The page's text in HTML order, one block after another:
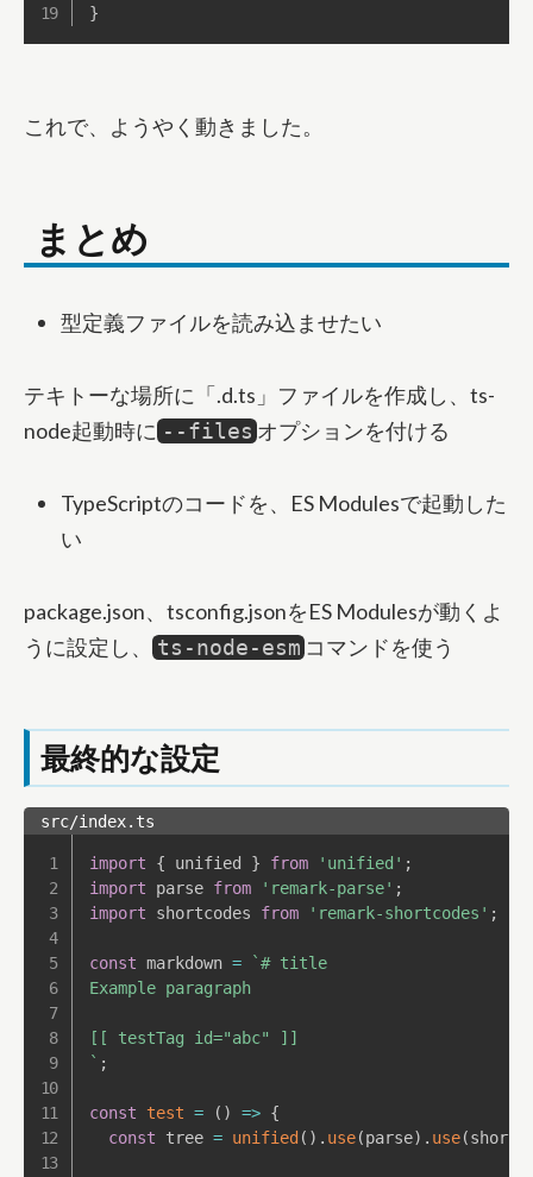
}
これで、ようやく動きました。
まとめ
型定義ファイルを読み込ませたい
テキトーな場所に「.d.ts」ファイルを作成し、ts-
node起動時に --files オプションを付ける
TypeScriptのコードを、ES Modulesで起動した
い
package.json、tsconfig.jsonをES Modulesが動くよ
うに設定し、
ts-node-esm コマンドを使う
最終的な設定
src/index.ts
import { unified } from 'unified' ;
import parse from 'remark-parse' ;
import shortcodes from 'remark-shortcodes' ;
const markdown = `# title
Example paragraph
` ;
const test = ( ) => {
const tree = unified ( ) . use(parse) . use(